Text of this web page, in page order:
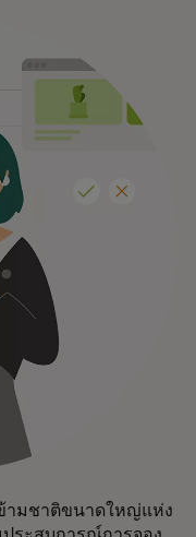
ามชาติขนาดใหญ่แห่ง